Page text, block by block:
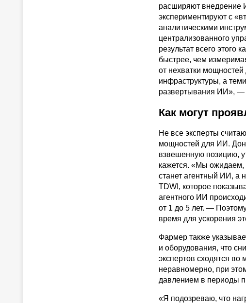
расширяют внедрение
экспериментируют с
аналитическими
централизованного
результат всего этого
быстрее, чем
от нехватки
инфраструктуры, а
развертывания ИИ», —
Как могут
Не все эксперты
мощностей для ИИ.
взвешенную позицию,
кажется. «Мы ожидаем,
станет агентный ИИ, а
TDWI, которое
агентного ИИ
от 1 до 5 лет. —
время для ускорения
Фармер также
и оборудования, что
экспертов сходятся во
неравномерно, при
давлением в периоды
«Я подозреваю, что